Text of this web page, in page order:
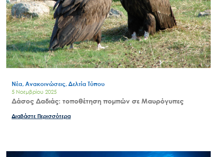
Νέα, Ανακοινώσεις, Δελτία Τύπου
5 Νοεμβρίου 2025
Δάσος Δαδιάς: τοποθέτηση πομπών σε Μαυρόγυπες
Διαβάστε Περισσότερα